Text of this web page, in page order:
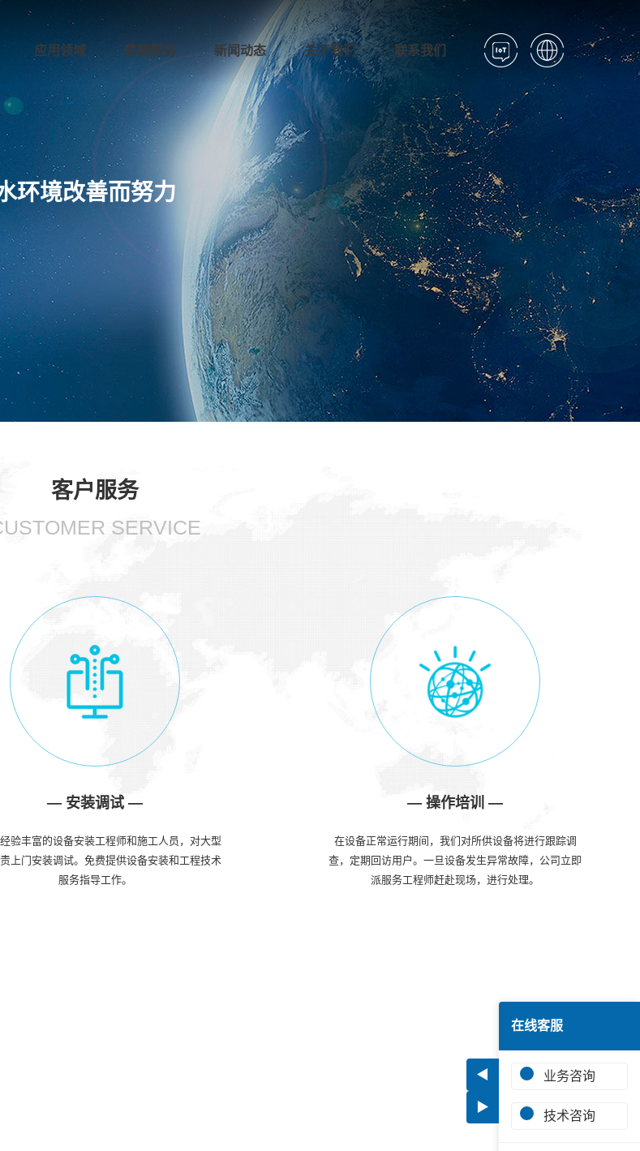
应用领域 营销服务 新闻动态 关于我们 联系我们
环境改善而努力
客户服务
SERVICE
— 安装调试 —
验丰富的设备安装工程师和施工人员，对大型
上门安装调试。免费提供设备安装和工程技术
服务指导工作。
— 操作培训 —
在设备正常运行期间，我们对所供设备将进行跟踪调
查，定期回访用户。一旦设备发生异常故障，公司立即
派服务工程师赶赴现场，进行处理。
◀
▶
在线客服
业务咨询
技术咨询